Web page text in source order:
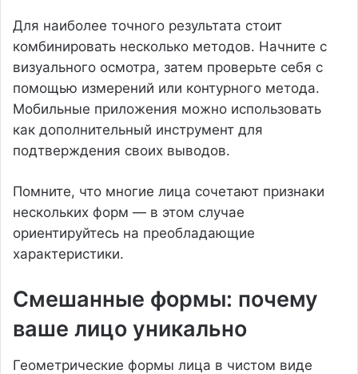
Для наиболее точного результата стоит
комбинировать несколько методов. Начните с
визуального осмотра, затем проверьте себя с
помощью измерений или контурного метода.
Мобильные приложения можно использовать
как дополнительный инструмент для
подтверждения своих выводов.
Помните, что многие лица сочетают признаки
нескольких форм — в этом случае
ориентируйтесь на преобладающие
характеристики.
Смешанные формы: почему
ваше лицо уникально
Геометрические формы лица в чистом виде